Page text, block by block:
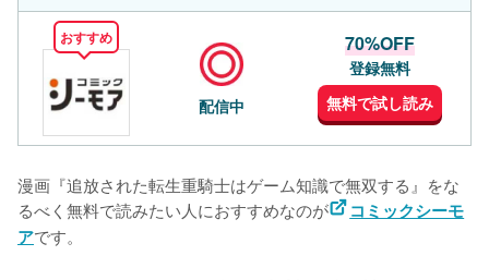
おすすめ
配信中
70%OFF
登録無料
無料で試し読み
漫画『追放された転生重騎士はゲーム知識で無双する』をな
るべく無料で読みたい人におすすめなのが
コミックシーモ
アです。